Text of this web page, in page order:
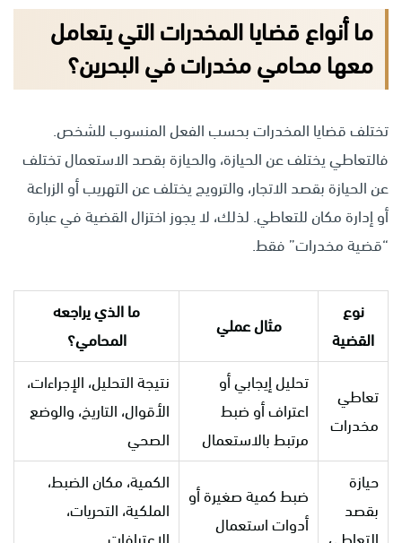
ما أنواع قضايا المخدرات التي يتعامل
معها محامي مخدرات في البحرين؟
تختلف قضايا المخدرات بحسب الفعل المنسوب للشخص.
فالتعاطي يختلف عن الحيازة، والحيازة بقصد الاستعمال تختلف
عن الحيازة بقصد الاتجار، والترويج يختلف عن التهريب أو الزراعة
أو إدارة مكان للتعاطي. لذلك، لا يجوز اختزال القضية في عبارة
“قضية مخدرات” فقط.
نوع
القضية
مثال عملي
ما الذي يراجعه
المحامي؟
تعاطي
مخدرات
تحليل إيجابي أو
اعتراف أو ضبط
مرتبط بالاستعمال
نتيجة التحليل، الإجراءات،
الأقوال، التاريخ، والوضع
الصحي
حيازة
بقصد
ضبط كمية صغيرة أو
أدوات استعمال
الكمية، مكان الضبط،
الملكية، التحريات،